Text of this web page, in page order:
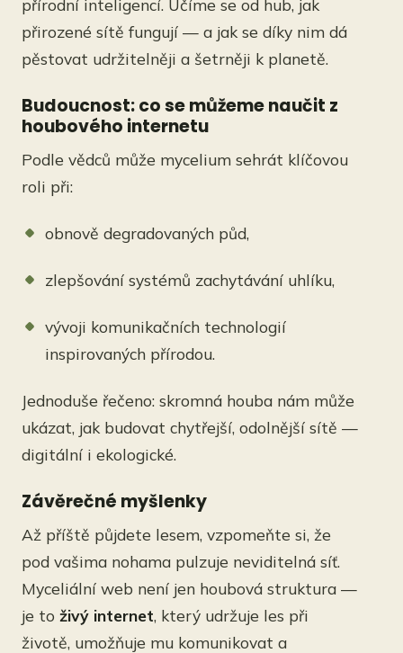
přírodní inteligencí. Učíme se od hub, jak
přirozené sítě fungují — a jak se díky nim dá
pěstovat udržitelněji a šetrněji k planetě.
Budoucnost: co se můžeme naučit z
houbového internetu
Podle vědců může mycelium sehrát klíčovou
roli při:
obnově degradovaných půd,
zlepšování systémů zachytávání uhlíku,
vývoji komunikačních technologií
inspirovaných přírodou.
Jednoduše řečeno: skromná houba nám může
ukázat, jak budovat chytřejší, odolnější sítě —
digitální i ekologické.
Závěrečné myšlenky
Až příště půjdete lesem, vzpomeňte si, že
pod vašima nohama pulzuje neviditelná síť.
Myceliální web není jen houbová struktura —
je to živý internet, který udržuje les při
životě, umožňuje mu komunikovat a